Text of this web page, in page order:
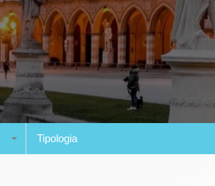
Tipologia